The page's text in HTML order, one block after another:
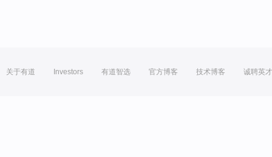
关于有道 Investors 有道智选 官方博客 技术博客 诚聘英才